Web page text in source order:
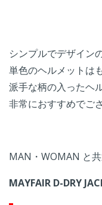
シンプルでデザイン
単色のヘルメットは
派手な柄の入ったヘ
非常におすすめでご
MAN・WOMAN と
MAYFAIR D-DRY